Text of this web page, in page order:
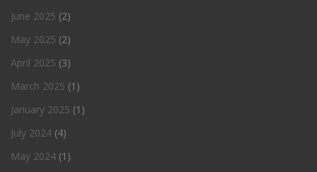
June 2025 (2)
May 2025 (2)
April 2025 (3)
March 2025 (1)
January 2025 (1)
July 2024 (4)
May 2024 (1)